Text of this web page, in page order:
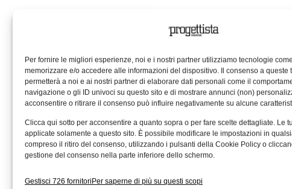
Per fornire le migliori esperienze, noi e i nostri partner utilizziamo tecnologie
memorizzare e/o accedere alle informazioni del dispositivo. Il consenso a queste
permetterà a noi e ai nostri partner di elaborare dati personali come il
navigazione o gli ID univoci su questo sito e di mostrare annunci (non)
acconsentire o ritirare il consenso può influire negativamente su alcune
Clicca qui sotto per acconsentire a quanto sopra o per fare scelte dettagliate. Le
applicate solamente a questo sito. È possibile modificare le impostazioni in
compreso il ritiro del consenso, utilizzando i pulsanti della Cookie Policy o
gestione del consenso nella parte inferiore dello schermo.
Gestisci 726 fornitoriPer saperne di più su questi scopi